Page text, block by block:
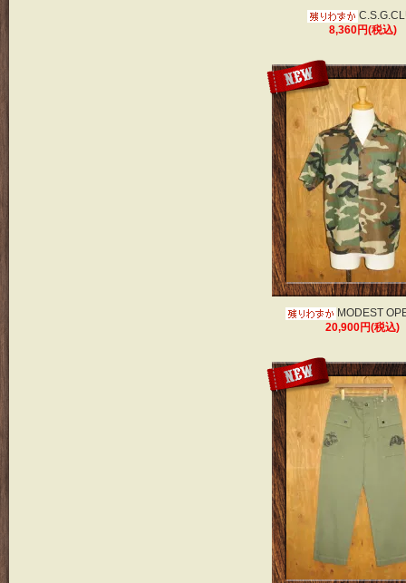
8,360円(税込)
MODEST
20,900円(税込)